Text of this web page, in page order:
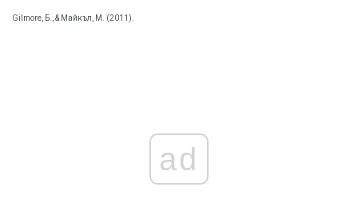
Gilmore, Б., & Майкъл, М. (2011).
ad